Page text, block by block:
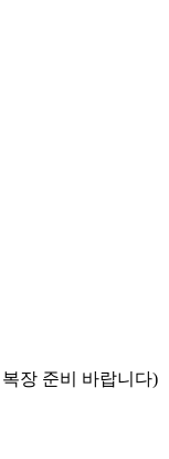
장 준비 바랍니다)